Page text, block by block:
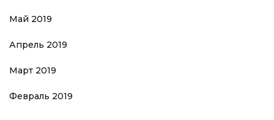
Май 2019
Апрель 2019
Март 2019
Февраль 2019